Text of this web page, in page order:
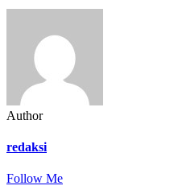
Author
redaksi
Follow Me